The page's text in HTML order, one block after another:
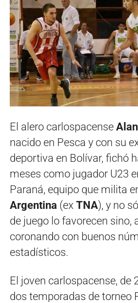
El alero carlospacense
nacido en Pesca y con su
deportiva en Bolívar, fichó
meses como jugador U23
Paraná, equipo que milita
Argentina (ex TNA), y no
de juego lo favorecen sino,
coronando con buenos
estadísticos.
El joven carlospacense, de
dos temporadas de torneo